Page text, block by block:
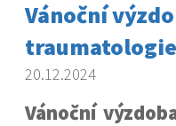
Vánoční
20.12.2024
Vánoční